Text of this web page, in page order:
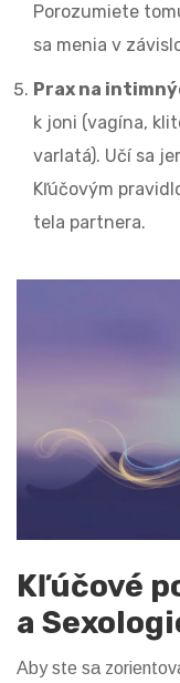
Porozumiete
sa menia v
Prax na
k joni (vagína,
varlatá). Učí sa
Kľúčovým
tela partnera.
Kľúčové
a
Aby ste sa